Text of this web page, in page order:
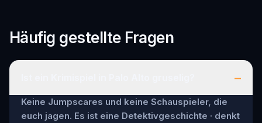
Häufig gestellte Fragen
–
Keine Jumpscares und keine Schauspieler, die
euch jagen. Es ist eine Detektivgeschichte · denkt